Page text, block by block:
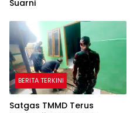
Suarni
BERITA TERKINI
Satgas TMMD Terus